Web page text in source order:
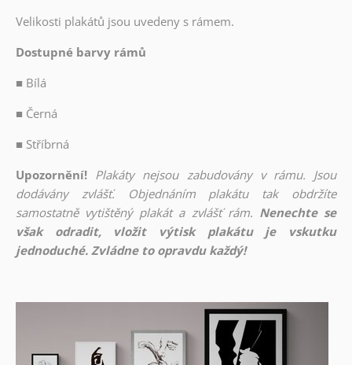
Velikosti plakátů jsou uvedeny s rámem.
Dostupné barvy rámů
■ Bílá
■ Černá
■ Stříbrná
Upozornění! Plakáty nejsou zabudovány v rámu. Jsou
dodávány zvlášť. Objednáním plakátu tak obdržíte
samostatně vytištěný plakát a zvlášť rám. Nenechte se
však odradit, vložit výtisk plakátu je vskutku
jednoduché. Zvládne to opravdu každý!